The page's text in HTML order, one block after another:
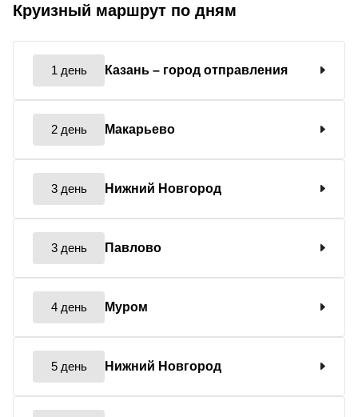
Круизный маршрут по дням
1 день Казань – город отправления
2 день Макарьево
3 день Нижний Новгород
3 день Павлово
4 день Муром
5 день Нижний Новгород